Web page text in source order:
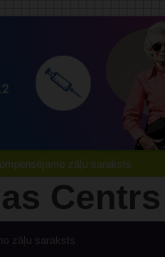
zāļu saraksts
zāļu saraksts